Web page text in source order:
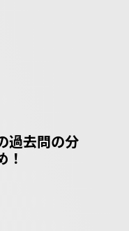
過去問の分
！